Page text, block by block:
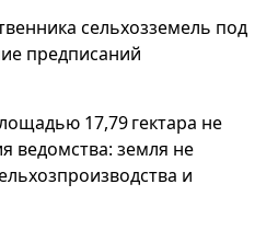
сельхозземель под
предписаний
17,79 гектара не
ведомства: земля не
и